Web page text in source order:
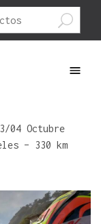
04 Octubre
– 330 km